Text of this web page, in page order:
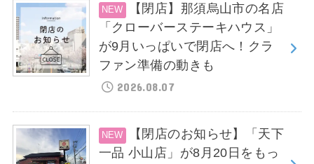
【閉店】那須烏山市の名店
「クローバーステーキハウス」
が9月いっぱいで閉店へ！クラ
ファン準備の動きも
2026.08.07
【閉店のお知らせ】「天下
一品 小山店」が8月20日をもっ